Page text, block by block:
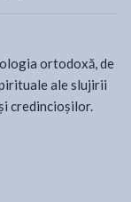
ortodoxă, de
ale slujirii
credincioșilor.